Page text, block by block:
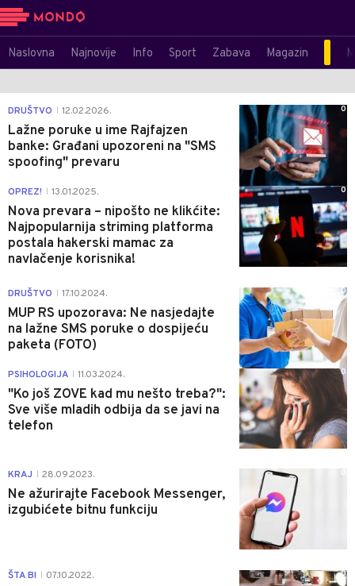
Naslovna Najnovije Info Sport Zabava Magazin
DRUŠTVO 12.02.2026.
Lažne poruke u ime Rajfajzen
banke: Građani upozoreni na "SMS
spoofing" prevaru
0
OPREZ! 13.01.2025.
Nova prevara – nipošto ne klikćite:
Najpopularnija striming platforma
postala hakerski mamac za
navlačenje korisnika!
0
DRUŠTVO 17.10.2024.
MUP RS upozorava: Ne nasjedajte
na lažne SMS poruke o dospijeću
paketa (FOTO)
0
PSIHOLOGIJA 11.03.2024.
"Ko još ZOVE kad mu nešto treba?":
Sve više mladih odbija da se javi na
telefon
0
KRAJ 28.09.2023.
Ne ažurirajte Facebook Messenger,
izgubićete bitnu funkciju
0
ŠTA BI 07.10.2022. 0